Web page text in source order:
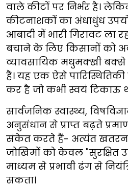
वाले कीटों पर निर्भर है।
कीटनाशकों का अंधाधुंध
आबादी में भारी गिरावट ला
बचाने के लिए किसानों को
व्यावसायिक मधुमक्खी बक्से
हैं। यह एक ऐसे पारिस्थितिकी
कर है जो कभी स्वयं टिकाऊ
सार्वजनिक स्वास्थ्य,
अनुसंधान से प्राप्त बढ़ते
संकेत करते हैं- अत्यंत
जोखिमों को केवल "सुरक्षित
माध्यम से प्रभावी ढंग से
सकता।